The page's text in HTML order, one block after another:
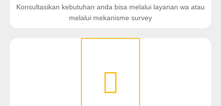
Konsultasikan kebutuhan anda bisa melalui layanan wa atau
melalui mekanisme survey